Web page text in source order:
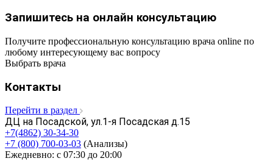
Запишитесь на онлайн консультацию
Получите профессиональную консультацию врача online по
любому интересующему вас вопросу
Выбрать врача
Контакты
Перейти в раздел
ДЦ на Посадской, ул.1-я Посадская д.15
+7(4862) 30-34-30
+7 (800) 700-03-03 (Анализы)
Ежедневно: с 07:30 до 20:00